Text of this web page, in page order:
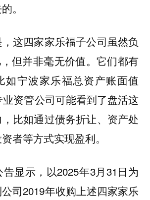
。
这四家家乐福子公司虽然负
但并非毫无价值。它们都有
如宁波家乐福总资产账面值
业资管公司可能看到了盘活这
比如通过债务折让、资产处
者等方式实现盈利。
显示，以2025年3月31日为
司2019年收购上述四家家乐